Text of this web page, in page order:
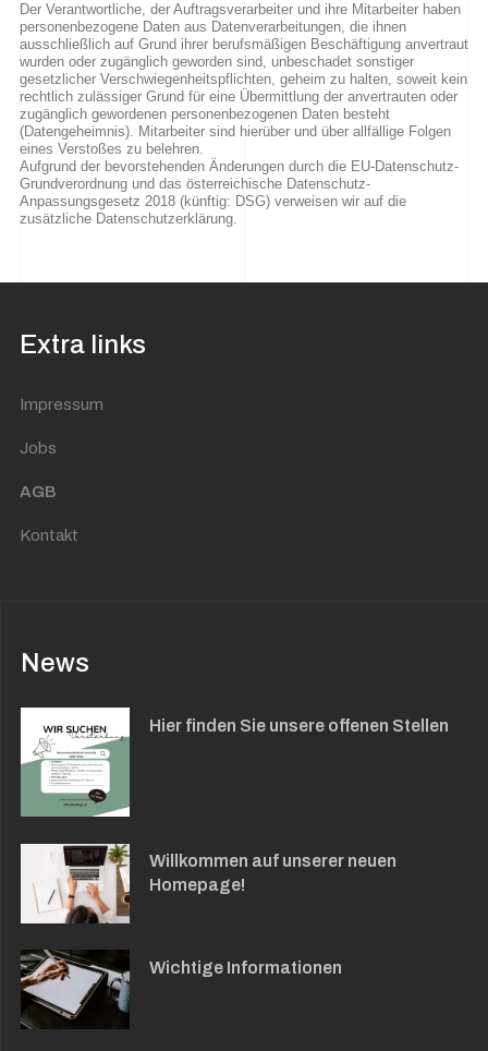
Der Verantwortliche, der Auftragsverarbeiter und ihre Mitarbeiter haben
personenbezogene Daten aus Datenverarbeitungen, die ihnen
ausschließlich auf Grund ihrer berufsmäßigen Beschäftigung anvertraut
wurden oder zugänglich geworden sind, unbeschadet sonstiger
gesetzlicher Verschwiegenheitspflichten, geheim zu halten, soweit kein
rechtlich zulässiger Grund für eine Übermittlung der anvertrauten oder
zugänglich gewordenen personenbezogenen Daten besteht
(Datengeheimnis). Mitarbeiter sind hierüber und über allfällige Folgen
eines Verstoßes zu belehren.
Aufgrund der bevorstehenden Änderungen durch die EU-Datenschutz-
Grundverordnung und das österreichische Datenschutz-
Anpassungsgesetz 2018 (künftig: DSG) verweisen wir auf die
zusätzliche Datenschutzerklärung.
Extra links
Impressum
Jobs
AGB
Kontakt
News
Hier finden Sie unsere offenen Stellen
Willkommen auf unserer neuen
Homepage!
Wichtige Informationen